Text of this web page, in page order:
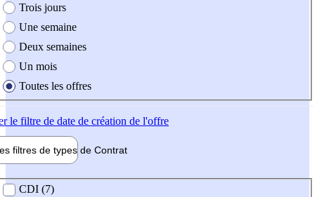
Trois jours
Une semaine
Deux semaines
Un mois
Toutes les offres
le filtre de date de création de l'offre
filtres de types de Contrat
contrat
CDI (7)